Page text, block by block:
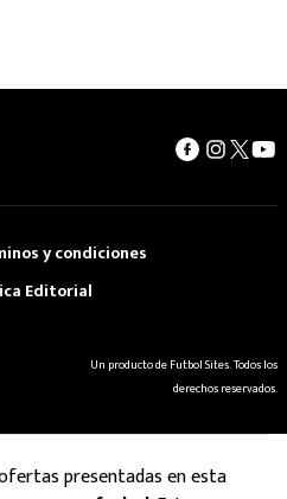
y condiciones
Editorial
Un producto de Futbol Sites. Todos los
derechos reservados.
presentadas en esta